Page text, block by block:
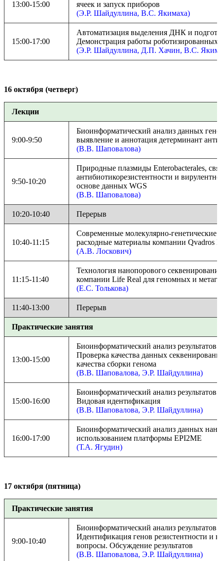
13:00-15:00
ячеек и запуск приборов
(Э.Р. Шайдуллина, В.С. Якимаха)
15:00-17:00
Автоматизация выделения ДНК и
Демонстрация работы роботизированных
(Э.Р. Шайдуллина, Д.П. Хачин, В.С.
16 октября (четверг)
Лекции
9:00-9:50
Биоинформатический анализ данных
выявление и аннотация детерминант
(В.В. Шаповалова)
9:50-10:20
Природные плазмиды Enterobacterales,
антибиотикорезистентности и
основе данных WGS
(В.В. Шаповалова)
10:20-10:40 Перерыв
10:40-11:15
Современные молекулярно-генетические
расходные материалы компании Qvadros
(А.В. Лоскович)
11:15-11:40
Технология нанопорового
компании Life Real для геномных и
(Е.С. Толькова)
11:40-13:00 Перерыв
Практические занятия
13:00-15:00
Биоинформатический анализ
Проверка качества данных
качества сборки генома
(В.В. Шаповалова, Э.Р. Шайдуллина)
15:00-16:00
Биоинформатический анализ
Видовая идентификация
(В.В. Шаповалова, Э.Р. Шайдуллина)
16:00-17:00
Биоинформатический анализ данных
использованием платформы EPI2ME
(Т.А. Ягудин)
17 октября (пятница)
Практические занятия
9:00-10:40
Биоинформатический анализ
Идентификация генов резистентности и
вопросы. Обсуждение результатов
(В.В. Шаповалова, Э.Р. Шайдуллина)